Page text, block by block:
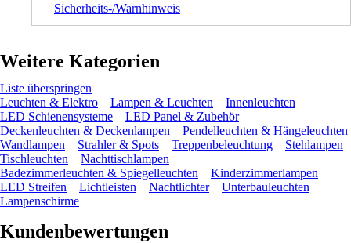
Sicherheits-/Warnhinweis
Weitere Kategorien
Liste überspringen
Leuchten & Elektro
Lampen & Leuchten
Innenleuchten
LED Schienensysteme
LED Panel & Zubehör
Deckenleuchten & Deckenlampen
Pendelleuchten & Hängeleuchten
Wandlampen
Strahler & Spots Treppenbeleuchtung
Stehlampen
Tischleuchten
Nachttischlampen
Badezimmerleuchten & Spiegelleuchten
Kinderzimmerlampen
LED Streifen
Lichtleisten Nachtlichter
Unterbauleuchten
Lampenschirme
Kundenbewertungen